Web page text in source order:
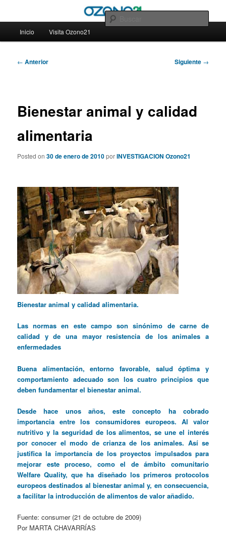
principal– Blog Ozono21
principal
Inicio Visita Ozono21
Navegación
← Anterior Siguiente →
Bienestar animal y calidad
alimentaria
Posted on30 de enero de 2010porINVESTIGACION Ozono21
Bienestar animal y calidad alimentaria.
Las normas en este campo son sinónimo de carne de
calidad y de una mayor resistencia de los animales a
enfermedades
Buena alimentación, entorno favorable, salud óptima y
comportamiento adecuado son los cuatro principios que
deben fundamentar el bienestar animal.
Desde hace unos años, este concepto ha cobrado
importancia entre los consumidores europeos. Al valor
nutritivo y la seguridad de los alimentos, se une el interés
por conocer el modo de crianza de los animales. Así se
justifica la importancia de los proyectos impulsados para
mejorar este proceso, como el de ámbito comunitario
Welfare Quality, que ha diseñado los primeros protocolos
europeos destinados al bienestar animal y, en consecuencia,
a facilitar la introducción de alimentos de valor añadido.
Fuente: consumer (21 de octubre de 2009)
Por MARTA CHAVARRÍAS